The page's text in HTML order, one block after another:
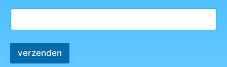
verzenden